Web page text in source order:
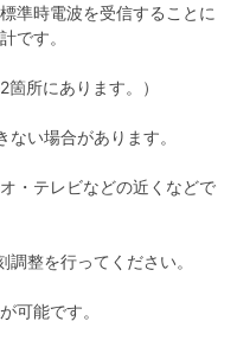
準時電波を受信することに
です。
所にあります。）
い場合があります。
・テレビなどの近くなどで
整を行ってください。
可能です。